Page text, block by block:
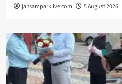
jansamparklive.com 5 August 2026